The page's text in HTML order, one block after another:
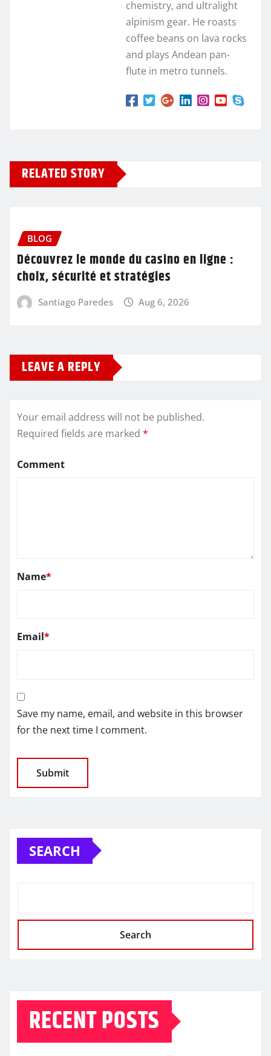
chemistry, and ultralight
alpinism gear. He roasts
coffee beans on lava rocks
and plays Andean pan-
flute in metro tunnels.
RELATED STORY
BLOG
Découvrez le monde du casino en ligne :
choix, sécurité et stratégies
Santiago Paredes Aug 6, 2026
LEAVE A REPLY
Your email address will not be published.
Required fields are marked *
Comment
Name*
Email*
Save my name, email, and website in this browser
for the next time I comment.
SEARCH
Search
RECENT POSTS